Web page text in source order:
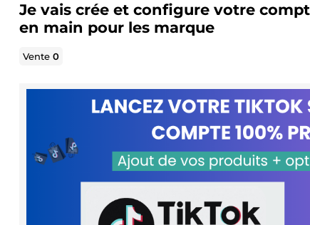
Je vais crée et configure votre
en main pour les marque
Vente0